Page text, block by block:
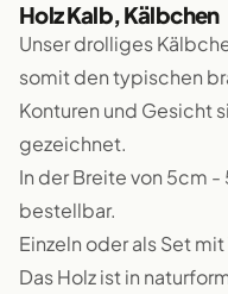
Holz Kalb, Kälbchen
Unser drolliges
somit den typischen
Konturen und Gesicht
gezeichnet.
In der Breite von 5cm
bestellbar.
Einzeln oder als Set
Das Holz ist in